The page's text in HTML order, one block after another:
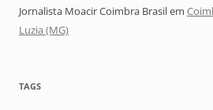
Jornalista Moacir Coimbra Brasilem
Luzia (MG)
TAGS